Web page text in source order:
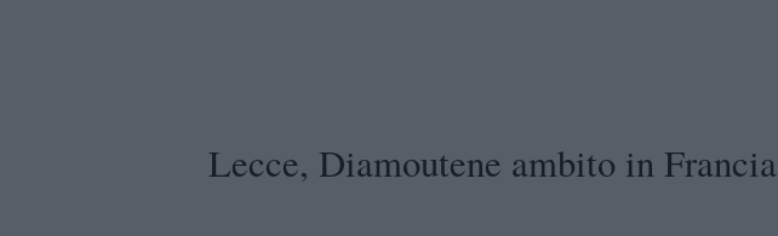
Lecce, Diamoutene ambito in Francia